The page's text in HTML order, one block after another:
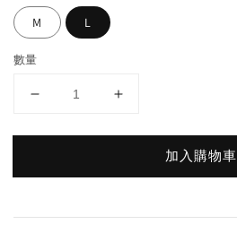
M L
數量
加入購物車